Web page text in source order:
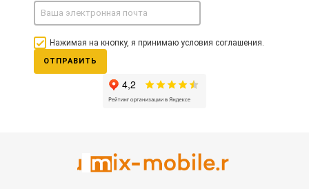
Нажимая на кнопку, я принимаю условия соглашения.
ОТПРАВИТЬ